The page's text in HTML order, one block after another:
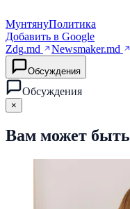
МунтянуПолитика
Добавить в Google
Zdg.md
Newsmaker.md
Обсуждения
Обсуждения
×
Вам может быть